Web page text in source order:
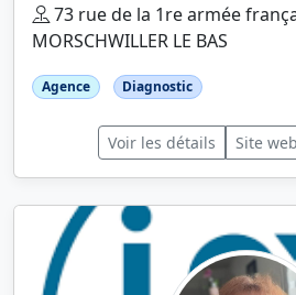
73 rue de la 1re armée
MORSCHWILLER LE BAS
Agence Diagnostic
Voir les détails Site